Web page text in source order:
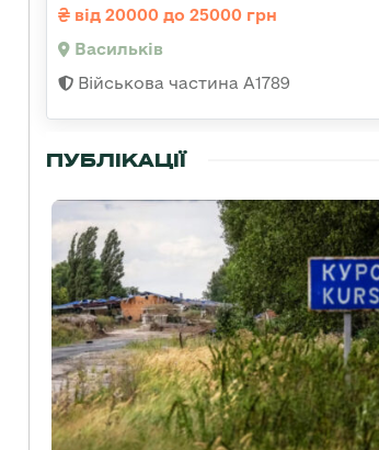
від 20000 до 25000 грн
Васильків
Військова частина А1789
ПУБЛІКАЦІЇ